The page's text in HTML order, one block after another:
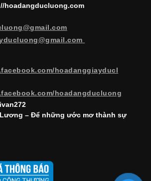
hoadangducluong.com
hoadanggiayducl
hoadangducluong
– Để những ước mơ thành sự